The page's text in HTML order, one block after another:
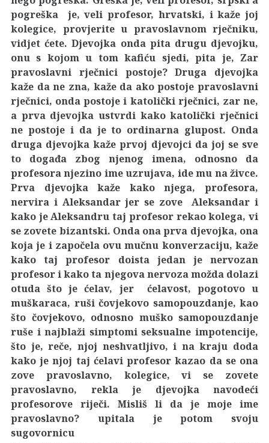
pogreška je, veli profesor, hrvatski, i kaže joj
kolegice, provjerite u pravoslavnom rječniku,
vidjet ćete. Djevojka onda pita drugu djevojku,
onu s kojom u tom kafiću sjedi, pita je, Zar
pravoslavni rječnici postoje? Druga djevojka
kaže da ne zna, kaže da ako postoje pravoslavni
rječnici, onda postoje i katolički rječnici, zar ne,
a prva djevojka ustvrdi kako katolički rječnici
ne postoje i da je to ordinarna glupost. Onda
druga djevojka kaže prvoj djevojci da joj se sve
to događa zbog njenog imena, odnosno da
profesora njezino ime uzrujava, ide mu na živce.
Prva djevojka kaže kako njega, profesora,
nervira i Aleksandar jer se zove Aleksandar i
kako je Aleksandru taj profesor rekao kolega, vi
se zovete bizantski. Onda ona prva djevojka, ona
koja je i započela ovu mučnu konverzaciju, kaže
kako taj profesor doista jedan je nervozan
profesor i kako ta njegova nervoza možda dolazi
otuda što je ćelav, jer ćelavost, pogotovo u
muškaraca, ruši čovjekovo samopouzdanje, kao
što čovjekovo, odnosno muško samopouzdanje
ruše i najblaži simptomi seksualne impotencije,
što je, reče, njoj neshvatljivo, i na kraju doda
kako je njoj taj ćelavi profesor kazao da se ona
zove pravoslavno, kolegice, vi se zovete
pravoslavno, rekla je djevojka navodeći
profesorove riječi. Misliš li da je moje ime
pravoslavno? upitala je potom svoju
sugovornicu